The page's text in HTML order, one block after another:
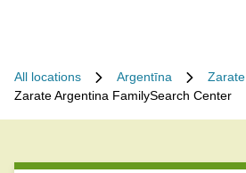
All locations Argentīna
Zarate
Zarate Argentina FamilySearch Center